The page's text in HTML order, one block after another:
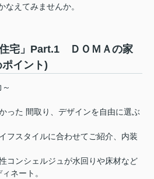
なえてみませんか。
住宅」Part.1 ＤＯＭＡの家
イント)
った 間取り、デザインを自由に選ぶ
フスタイルに合わせてご紹介、内装
コンシェルジュが水回りや床材など
ネート。